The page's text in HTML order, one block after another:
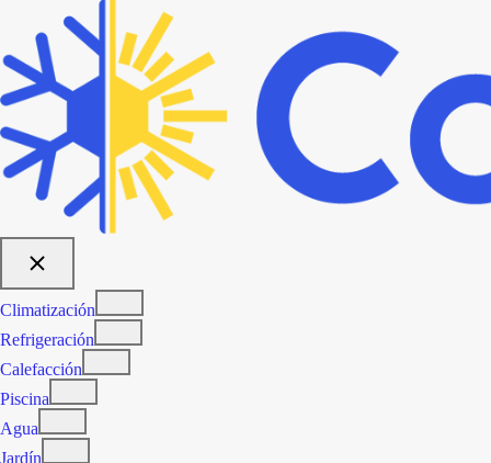
Climatización
Refrigeración
Calefacción
Piscina
Agua
Jardín